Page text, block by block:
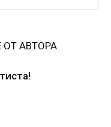
АВТОРА